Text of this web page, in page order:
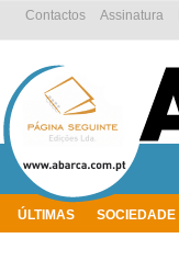
ÚLTIMAS SOCIEDADE
Assinatura
Contactos